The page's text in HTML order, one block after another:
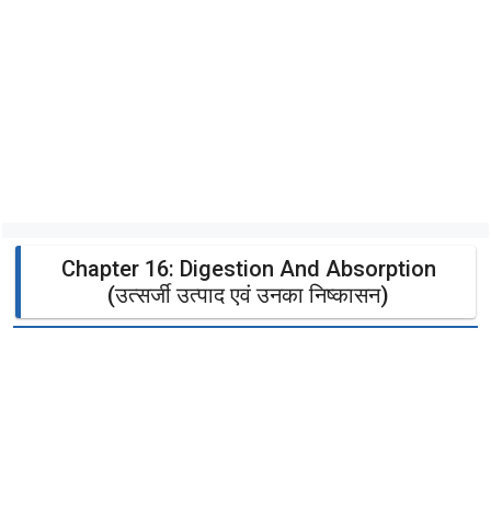
Chapter 16: Digestion And Absorption
(उत्सर्जी उत्पाद एवं उनका निष्कासन)